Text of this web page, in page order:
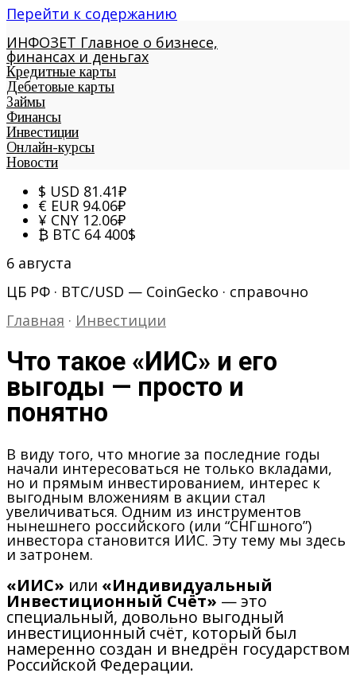
Перейти к содержанию
ИНФОЗЕТ Главное о бизнесе,
финансах и деньгах
Кредитные карты
Дебетовые карты
Займы
Финансы
Инвестиции
Онлайн-курсы
Новости
$ USD 81.41₽
€ EUR 94.06₽
¥ CNY 12.06₽
₿ BTC 64 400$
6 августа
ЦБ РФ · BTC/USD — CoinGecko · справочно
Главная · Инвестиции
Что такое «ИИС» и его
выгоды — просто и
понятно
В виду того, что многие за последние годы
начали интересоваться не только вкладами,
но и прямым инвестированием, интерес к
выгодным вложениям в акции стал
увеличиваться. Одним из инструментов
нынешнего российского (или “СНГшного”)
инвестора становится ИИС. Эту тему мы здесь
и затронем.
«ИИС» или «Индивидуальный
Инвестиционный Счёт» — это
специальный, довольно выгодный
инвестиционный счёт, который был
намеренно создан и внедрён государством
Российской Федерации.